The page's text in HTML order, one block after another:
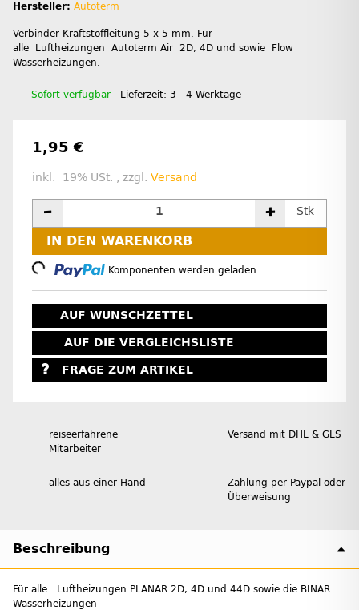
Hersteller: Autoterm
Verbinder Kraftstoffleitung 5 x 5 mm. Für
alle Luftheizungen Autoterm Air 2D, 4D und sowie Flow
Wasserheizungen.
Sofort verfügbar Lieferzeit: 3 - 4 Werktage
1,95 €
inkl. 19% USt. , zzgl. Versand
Stk
IN DEN WARENKORB
Loading... Komponenten werden geladen ...
AUF WUNSCHZETTEL
AUF DIE VERGLEICHSLISTE
FRAGE ZUM ARTIKEL
reiseerfahrene
Mitarbeiter
Versand mit DHL & GLS
alles aus einer Hand
Zahlung per Paypal oder
Überweisung
Beschreibung
Für alle Luftheizungen PLANAR 2D, 4D und 44D sowie die BINAR
Wasserheizungen